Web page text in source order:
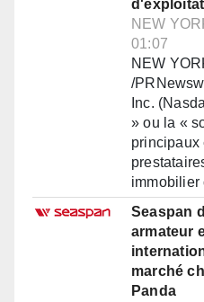
NEW
01:07
NEW
/
Inc.
» ou la «
principaux
Seaspan
armateur
marché
Panda